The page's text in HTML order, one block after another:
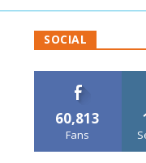
SOCIAL
60,813
Fans